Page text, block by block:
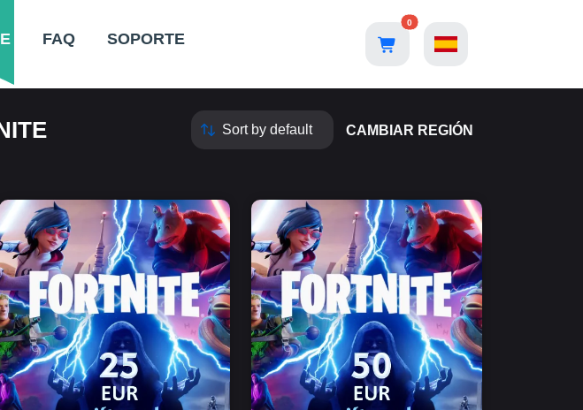
FAQ SOPORTE
0
CAMBIAR REGIÓN